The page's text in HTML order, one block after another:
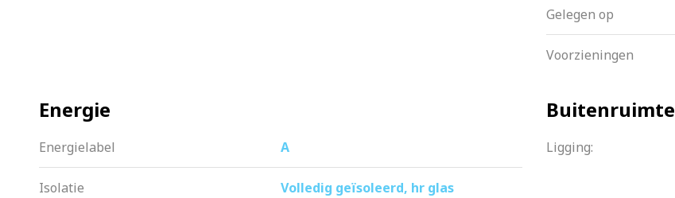
Gelegen op
Voorzieningen
Energie
Energielabel A
Isolatie Volledig geïsoleerd, hr glas
Buitenruimte
Ligging: